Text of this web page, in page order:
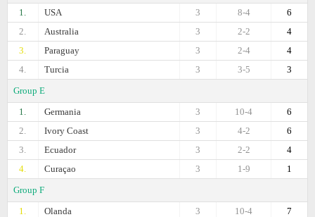
1.
USA 6
8-4
3
2.
Australia 4
2-2
3
3.
Paraguay 4
2-4
3
4.
Turcia 3
3-5
3
Group E
1.
Germania 6
10-4
3
2.
Ivory Coast 6
4-2
3
3.
Ecuador 4
2-2
3
4.
Curaçao 1
1-9
3
Group F
1.
Olanda 7
10-4
3